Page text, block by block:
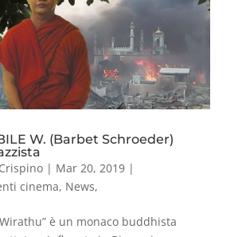
W. (Barbet Schroeder)
| Mar 20, 2019|
cinema, News,
è un monaco buddhista